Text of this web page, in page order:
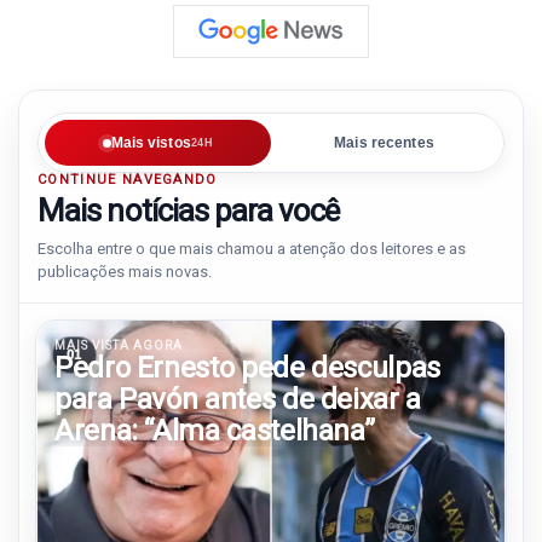
Mais vistos24H Mais recentes
CONTINUE NAVEGANDO
Mais notícias para você
Escolha entre o que mais chamou a atenção dos leitores e as
publicações mais novas.
01
MAIS VISTA AGORA
Pedro Ernesto pede desculpas
para Pavón antes de deixar a
Arena: “Alma castelhana”